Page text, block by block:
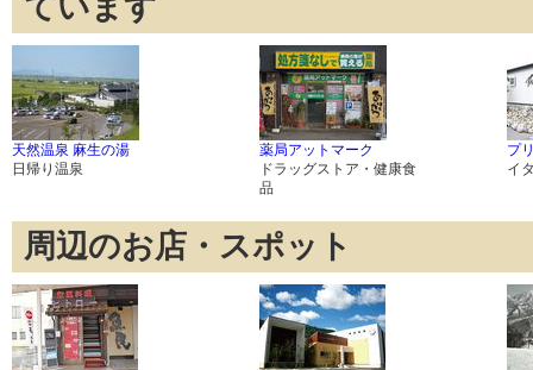
天然温泉 麻生の湯
日帰り温泉
薬局アットマーク
ドラッグストア・健康食
品
プ
イ
周辺のお店・スポット